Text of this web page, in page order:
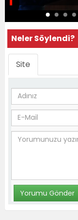
Neler Söylendi?
Site